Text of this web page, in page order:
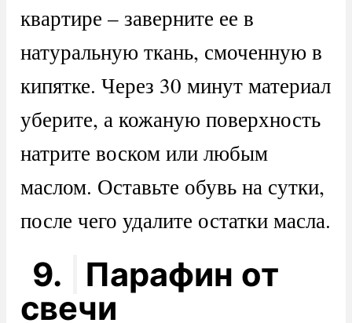
квартире – заверните ее в
натуральную ткань, смоченную в
кипятке. Через 30 минут материал
уберите, а кожаную поверхность
натрите воском или любым
маслом. Оставьте обувь на сутки,
после чего удалите остатки масла.
9.
Парафин от
свечи